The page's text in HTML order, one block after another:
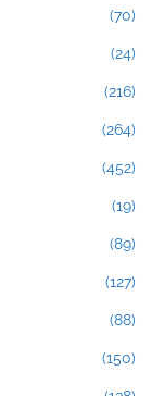
(70)
(24)
(216)
(264)
(452)
(19)
(89)
(127)
(88)
(150)